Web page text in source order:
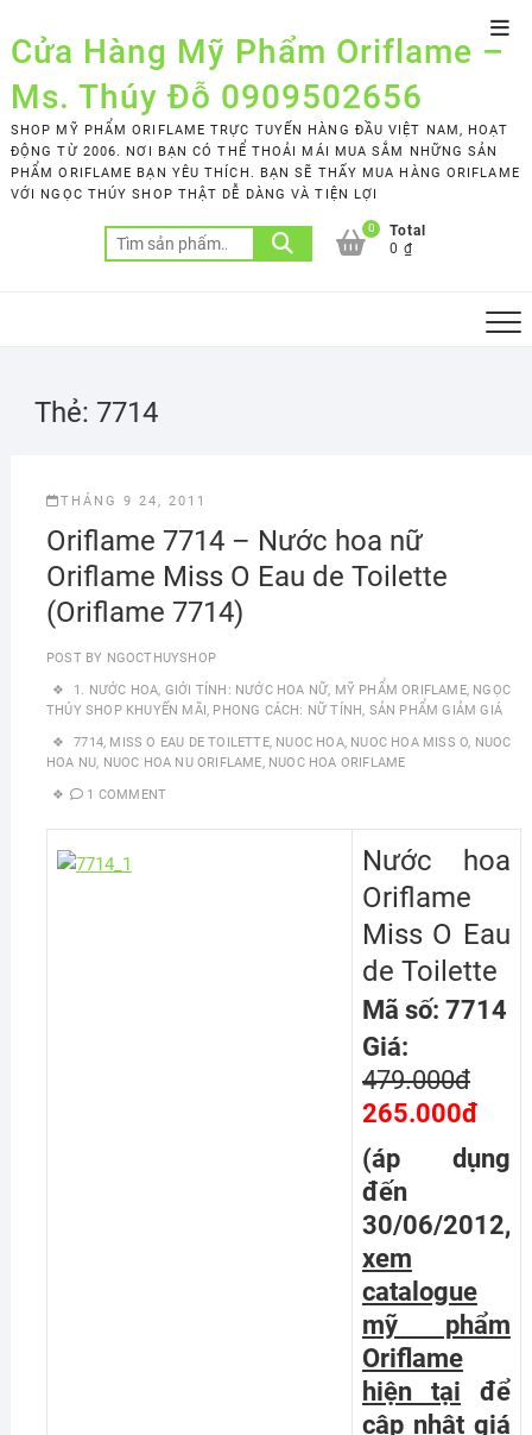
to
content
Cửa Hàng Mỹ Phẩm Oriflame –
Ms. Thúy Đỗ 0909502656
SHOP MỸ PHẨM ORIFLAME TRỰC TUYẾN HÀNG ĐẦU VIỆT NAM, HOẠT
ĐỘNG TỪ 2006. NƠI BẠN CÓ THỂ THOẢI MÁI MUA SẮM NHỮNG SẢN
PHẨM ORIFLAME BẠN YÊU THÍCH. BẠN SẼ THẤY MUA HÀNG ORIFLAME
VỚI NGỌC THÚY SHOP THẬT DỄ DÀNG VÀ TIỆN LỢI
Tìm
kiếm:
0
Total
0 ₫
Thẻ: 7714
THÁNG 9 24, 2011
Oriflame 7714 – Nước hoa nữ
Oriflame Miss O Eau de Toilette
(Oriflame 7714)
POST BY NGOCTHUYSHOP
1. NƯỚC HOA, GIỚI TÍNH: NƯỚC HOA NỮ, MỸ PHẨM ORIFLAME, NGỌC
THÚY SHOP KHUYẾN MÃI, PHONG CÁCH: NỮ TÍNH, SẢN PHẨM GIẢM GIÁ
7714, MISS O EAU DE TOILETTE, NUOC HOA, NUOC HOA MISS O, NUOC
HOA NU, NUOC HOA NU ORIFLAME, NUOC HOA ORIFLAME
1 COMMENT
Nước hoa
Oriflame
Miss O Eau
de Toilette
Mã số: 7714
Giá:
479.000đ
265.000đ
(áp dụng
đến
30/06/2012,
xem
catalogue
mỹ phẩm
Oriflame
hiện tại
để
cập nhật giá